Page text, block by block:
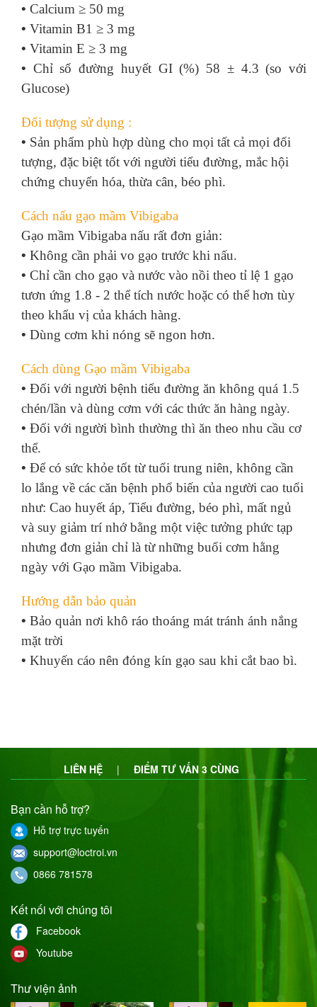
• Calcium ≥ 50 mg
• Vitamin B1 ≥ 3 mg
• Vitamin E ≥ 3 mg
• Chỉ số đường huyết GI (%) 58 ± 4.3 (so với
Glucose)
Đối tượng sử dụng :
• Sản phẩm phù hợp dùng cho mọi tất cả mọi đối
tượng, đặc biệt tốt với người tiểu đường, mắc hội
chứng chuyển hóa, thừa cân, béo phì.
Cách nấu gạo mầm Vibigaba
Gạo mầm Vibigaba nấu rất đơn giản:
• Không cần phải vo gạo trước khi nấu.
• Chỉ cần cho gạo và nước vào nồi theo tỉ lệ 1 gạo
tươn ứng 1.8 - 2 thể tích nước hoặc có thể hơn tùy
theo khẩu vị của khách hàng.
• Dùng cơm khi nóng sẽ ngon hơn.
Cách dùng Gạo mầm Vibigaba
• Đối với người bệnh tiểu đường ăn không quá 1.5
chén/lần và dùng cơm với các thức ăn hàng ngày.
• Đối với người bình thường thì ăn theo nhu cầu cơ
thể.
• Để có sức khỏe tốt từ tuổi trung niên, không cần
lo lắng về các căn bệnh phổ biến của người cao tuổi
như: Cao huyết áp, Tiểu đường, béo phì, mất ngủ
và suy giảm trí nhớ bằng một việc tưởng phức tạp
nhưng đơn giản chỉ là từ những buổi cơm hằng
ngày với Gạo mầm Vibigaba.
Hướng dẫn bảo quản
• Bảo quản nơi khô ráo thoáng mát tránh ánh nắng
mặt trời
• Khuyến cáo nên đóng kín gạo sau khi cắt bao bì.
LIÊN HỆ | ĐIỂM TƯ VẤN 3 CÙNG
Bạn cần hỗ trợ?
Hỗ trợ trực tuyến
support@loctroi.vn
0866 781578
Kết nối với chúng tôi
Facebook
Youtube
Thư viện ảnh